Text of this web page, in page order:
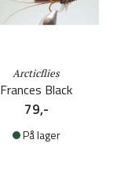
Arcticflies
Frances Black
79,-
På lager